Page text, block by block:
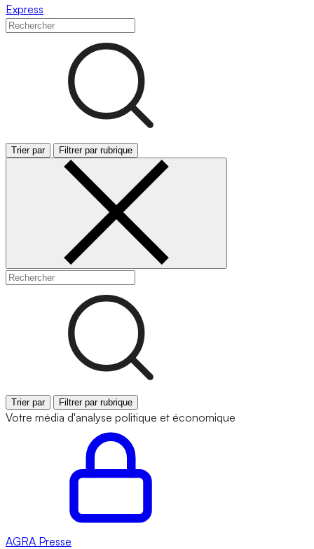
Express
Trier par Filtrer par rubrique
Trier par Filtrer par rubrique
Votre média d'analyse politique et économique
AGRA Presse